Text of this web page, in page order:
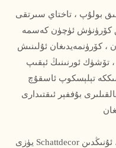
بولۇپ ، تاختاي سىرتقى
كۆرۈنۈش ئۈچۈن كەسمە
، كۆرۈنمەيدىغان ئۇلىنىش
تۆشۈك ئورنىنىڭ ئېقىپ
تېلېسكوپ ئاسقۇچ
بۇففېر ئىقتىدارى
يۈزى Schattdecor شامالدۇرغۇچ چاپلاق بىلەن قاپلانغان ، ئۇنىڭدىن